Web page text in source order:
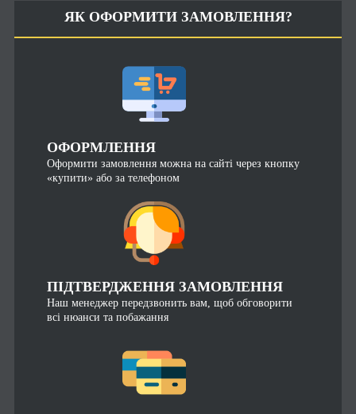
ЯК ОФОРМИТИ ЗАМОВЛЕННЯ?
ОФОРМЛЕННЯ
Оформити замовлення можна на сайті через кнопку
«купити» або за телефоном
ПІДТВЕРДЖЕННЯ ЗАМОВЛЕННЯ
Наш менеджер передзвонить вам, щоб обговорити
всі нюанси та побажання